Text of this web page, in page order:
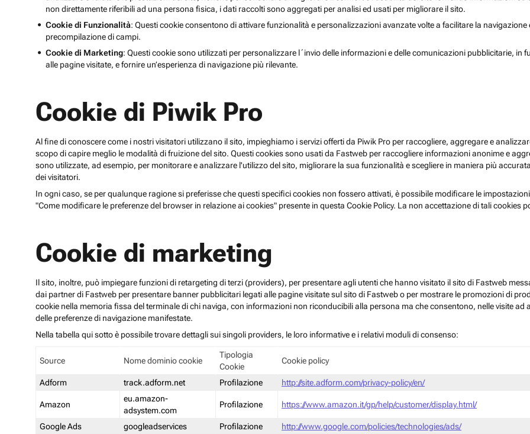
non direttamente riferibili ad una persona fisica, i dati raccolti sono aggregati per analisi ed usati per migliorare il sito.
Cookie di Funzionalità: Questi cookie consentono di attivare funzionalità e personalizzazioni avanzate volte a facilitare la
precompilazione di campi.
Cookie di Marketing: Questi cookie sono utilizzati per personalizzare l´invio delle informazioni e delle comunicazioni pubblicitarie, in
alle pagine visitate, e fornire un’esperienza di navigazione più rilevante.
Cookie di Piwik Pro
Al fine di conoscere come i nostri visitatori utilizzano il sito, impieghiamo i servizi offerti da Piwik Pro per raccogliere, aggregare e
scopo di capire meglio le modalità di fruizione del sito. Questi cookies sono usati da Fastweb per raccogliere informazioni anonime e
sono utilizzate, ad esempio, per monitorare e analizzare l'utilizzo del sito, migliorare la sua funzionalità e scegliere in maniera più
dei visitatori.
In ogni caso, se per qualunque ragione si preferisse che questi specifici cookies non fossero attivati, è possibile modificare le
"Come modificare le preferenze del browser in relazione ai cookies" presente in questa Cookie Policy. La non accettazione di tali cookies
Cookie di marketing
Il sito, inoltre, può impiegare funzioni di retargeting di terzi (providers), per presentare agli utenti che hanno visitato il sito di Fastweb
dai partner di Fastweb per presentare banner pubblicitari legati alle pagine visitate sul sito di Fastweb o per mostrare le promozioni di
cookie nella memoria fissa del terminale di chi naviga, con informazioni non riconducibili alla persona ma che consentono, nelle visite
delle preferenze di navigazione manifestate.
Nella tabella qui sotto è possibile trovare dettagli sui singoli providers, le loro informative e i relativi moduli di consenso:
Source Nome dominio cookie
Tipologia
Cookie
Cookie policy
Adform track.adform.net Profilazione http://site.adform.com/privacy-policy/en/
Amazon
eu.amazon-
adsystem.com
Profilazione https://www.amazon.it/gp/help/customer/display.html/
Google Ads googleadservices Profilazione
http://www.google.com/policies/technologies/ads/